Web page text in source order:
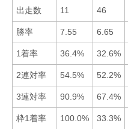
出走数 11 46
勝率 7.55 6.65
1着率 36.4% 32.6%
2連対率 54.5% 52.2%
3連対率 90.9% 67.4%
枠1着率 100.0% 33.3%